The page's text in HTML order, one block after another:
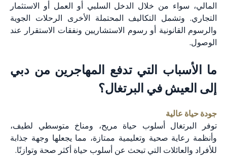
المالي، سواء من خلال الدخل السلبي أو العمل أو الاستثمار
التجاري. وتشمل التكاليف المحتملة الأخرى الرحلات الجوية
والرسوم القانونية أو رسوم الاستشاريين ونفقات الاستقرار عند
الوصول.
ما الأسباب التي تدفع المهاجرين من دبي
إلى العيش في البرتغال؟
جودة حياة عالية
توفر البرتغال أسلوب حياة مريح، ومناخ متوسطي لطيف،
وأنظمة رعاية صحية وتعليمية ممتازة، مما يجعلها وجهة جذابة
للأفراد والعائلات التي تبحث عن أسلوب حياة أكثر صحة وتوازنًا.